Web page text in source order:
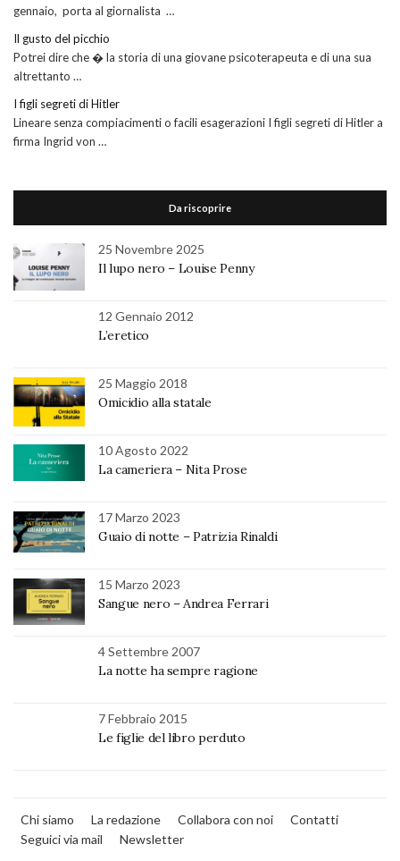
gennaio, porta al giornalista …
Il gusto del picchio
Potrei dire che � la storia di una giovane psicoterapeuta e di una sua
altrettanto …
I figli segreti di Hitler
Lineare senza compiacimenti o facili esagerazioni I figli segreti di Hitler a
firma Ingrid von …
Da riscoprire
25 Novembre 2025
Il lupo nero – Louise Penny
12 Gennaio 2012
L’eretico
25 Maggio 2018
Omicidio alla statale
10 Agosto 2022
La cameriera – Nita Prose
17 Marzo 2023
Guaio di notte – Patrizia Rinaldi
15 Marzo 2023
Sangue nero – Andrea Ferrari
4 Settembre 2007
La notte ha sempre ragione
7 Febbraio 2015
Le figlie del libro perduto
Chi siamo La redazione Collabora con noi
Contatti
Seguici via mail
Newsletter